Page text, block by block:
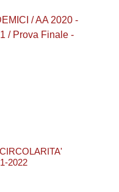
/ AA 2020 -
/ Prova Finale -
2022